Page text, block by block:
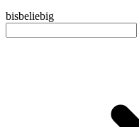
bisbeliebig